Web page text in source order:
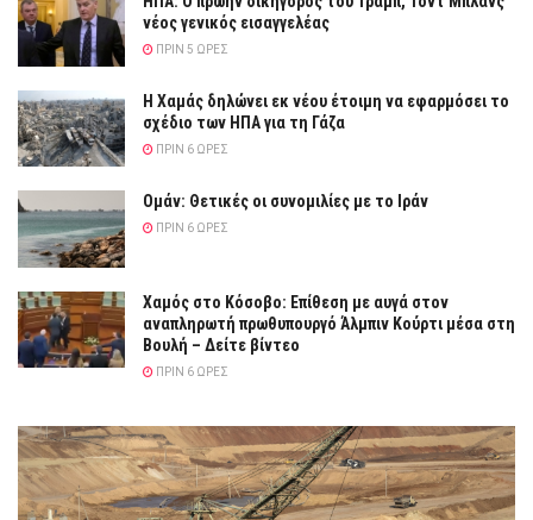
νέος γενικός εισαγγελέας
ΠΡΙΝ 5 ΏΡΕΣ
Η Χαμάς δηλώνει εκ νέου έτοιμη να εφαρμόσει το
σχέδιο των ΗΠΑ για τη Γάζα
ΠΡΙΝ 6 ΏΡΕΣ
Ομάν: Θετικές οι συνομιλίες με το Ιράν
ΠΡΙΝ 6 ΏΡΕΣ
Χαμός στο Κόσοβο: Επίθεση με αυγά στον
αναπληρωτή πρωθυπουργό Άλμπιν Κούρτι μέσα στη
Βουλή – Δείτε βίντεο
ΠΡΙΝ 6 ΏΡΕΣ